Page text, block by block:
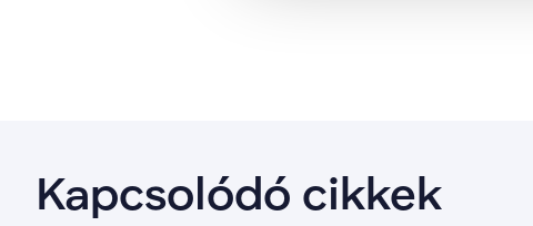
Kapcsolódó cikkek